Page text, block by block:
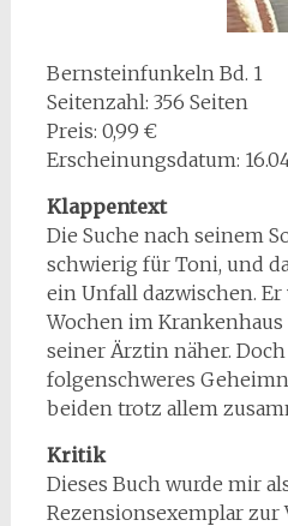
Bernsteinfunkeln Bd. 1
Seitenzahl: 356 Seiten
Preis: 0,99 €
Erscheinungsdatum:
Klappentext
Die Suche nach seinem
schwierig für Toni, und
ein Unfall dazwischen.
Wochen im
seiner Ärztin näher.
folgenschweres
beiden trotz allem
Kritik
Dieses Buch wurde mir
Rezensionsexemplar zur